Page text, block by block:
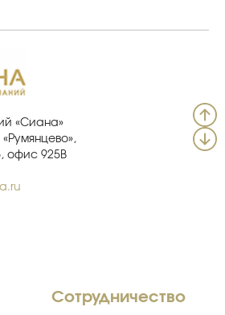
«Сиана»
«Румянцево»,
офис 925В
Сотрудничество